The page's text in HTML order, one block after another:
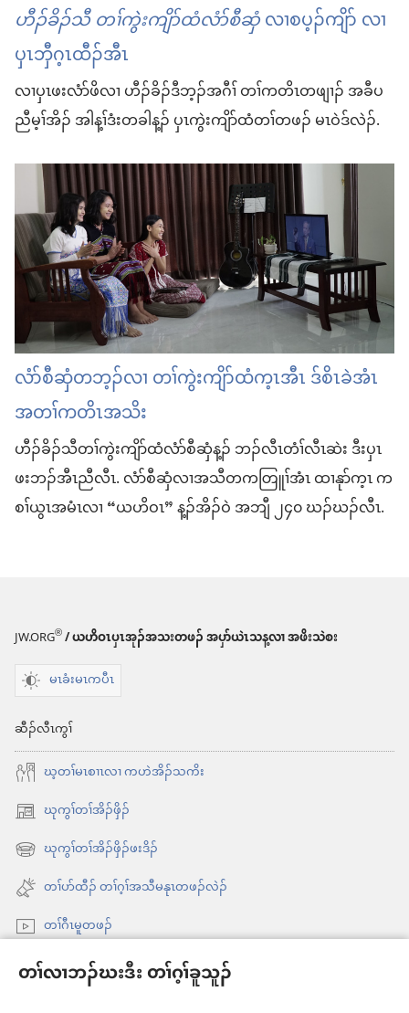
တၢ်လၢဘၣ်ဃးဒီး တၢ်ဂ့ၢ်ခူသူၣ်
ဟီၣ်ခိၣ်သီ တၢ်ကွဲးကျိာ်ထံလံာ်စီဆှံလၢစပ့ၣ်ကျိာ် လၢ
ပှၤဘှီဂ့ၤထီၣ်အီၤ
လၢပှၤဖးလံာ်ဖိလၢ ဟီၣ်ခိၣ်ဒီဘ့ၣ်အဂီၢ် တၢ်ကတိၤတဖျၢၣ်​ အခီပ
ညီမ့ၢ်အိၣ်​ အါန့ၢ်ဒံးတခါန့ၣ်​ ပှၤကွဲးကျိာ်ထံတၢ်တဖၣ်​ မၤဝဲဒ်လဲၣ်.
လံာ်စီဆှံ​တဘ့ၣ်​လၢ တၢ်​ကွဲးကျိာ်ထံ​က့ၤ​အီၤ ဒ်​စိၤ​ခဲအံၤ
အ​တၢ်ကတိၤ​အသိး
ဟီၣ်ခိၣ်​သီ​တၢ်​ကွဲးကျိာ်ထံ​လံာ်စီဆှံ​န့ၣ်​ ဘၣ်​လီၤတံၢ်​လီၤဆဲး ဒီး​ပှၤ​
ဖးဘၣ်​အီၤ​ညီ​လီၤ. လံာ်စီဆှံ​လၢ​အသီ​တ​ကတြူၢ်​အံၤ ထၢနုာ်​က့ၤ က
စၢ်​ယွၤ​အ​မံၤ​လၢ “ယဟိဝၤ” န့ၣ်​အိၣ်ဝဲ အဘျီ ၂၄၀ ဃၣ်ဃၣ်​လီၤ.
JW.ORG®/ ယဟိဝၤပှၤအုၣ်အသးတဖၣ် အပှာ်ယဲၤသန့လၢ အဖိးသဲစး
မၤခံးမၤကပီၤ
ဆီၣ်လီၤကွၢ်
ဃ့တၢ်မၤစၢၤလၢ ကဟဲအိၣ်သကိး
ဃုကွၢ်တၢ်အိၣ်ဖှိၣ်
အိး
ထီၣ်
အ
သီ
တ
ဘ့ၣ်
ဃုကွၢ်တၢ်အိၣ်ဖှိၣ်ဖးဒိၣ်
အိး
ထီၣ်
အ
တ
တၢ်ပာ်ထီၣ် တၢ်ဂ့ၢ်အသီမနုၤတဖၣ်လဲၣ်
တၢ်ဂီၤမူတဖၣ်
Videos with Audio Descriptions